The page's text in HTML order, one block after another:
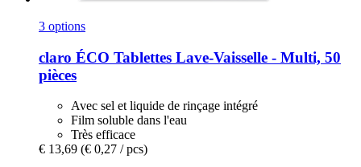
3 options
claro ÉCO Tablettes Lave-​Vaisselle -​ Multi, 50
pièces
Avec sel et liquide de rinçage intégré
Film soluble dans l'eau
Très efficace
€ 13,69 (€ 0,27 / pcs)